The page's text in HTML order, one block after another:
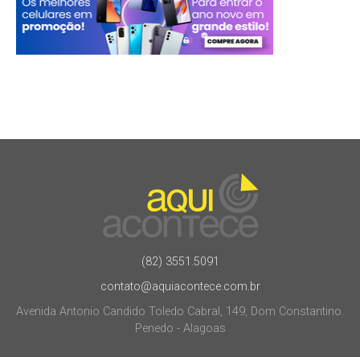
(82) 3551.5091
contato@aquiacontece.com.br
Avenida Antonio Candido Toledo Cabral, 149, Dom Constantino.
Penedo - Alagoas